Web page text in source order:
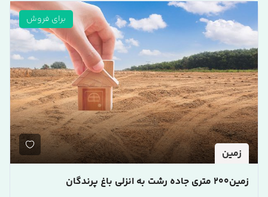
برای فروش
زمین
زمین200 متری جاده رشت به انزلی باغ پرندگان